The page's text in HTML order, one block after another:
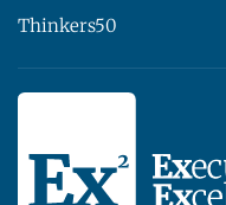
Thinkers50